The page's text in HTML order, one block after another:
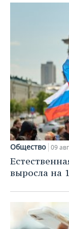
ВОДНЫЕ
ХОККЕЙ С
Общество 09
выросла на